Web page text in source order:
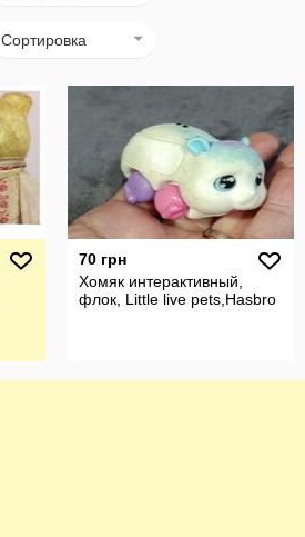
Сортировка
70 грн
Хомяк интерактивный,
флок, Little live pets,Hasbro